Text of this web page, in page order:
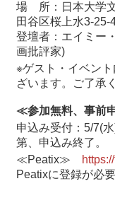
場 所：日本大学
田谷区桜上水3-25-
登壇者：エイミー
画批評家)
※ゲスト・イベン
ざいます。ご了承
≪参加無料、事前
申込み受付：5/7(
第、申込み終了。
≪Peatix≫
Peatixに登録が必要